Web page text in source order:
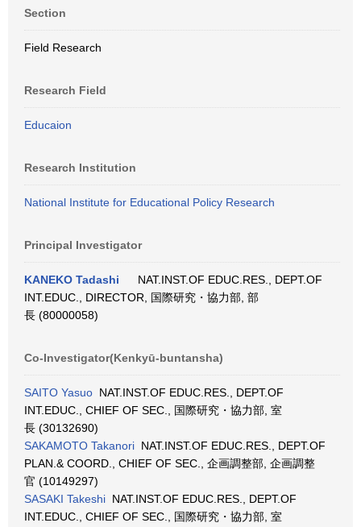
Section
Field Research
Research Field
Educaion
Research Institution
National Institute for Educational Policy Research
Principal Investigator
KANEKO Tadashi
NAT.INST.OF EDUC.RES., DEPT.OF
INT.EDUC., DIRECTOR, 国際研究・協力部, 部
長 (80000058)
Co-Investigator(Kenkyū-buntansha)
SAITO Yasuo NAT.INST.OF EDUC.RES., DEPT.OF
INT.EDUC., CHIEF OF SEC., 国際研究・協力部, 室
長 (30132690)
SAKAMOTO Takanori NAT.INST.OF EDUC.RES., DEPT.OF
PLAN.& COORD., CHIEF OF SEC., 企画調整部, 企画調整
官 (10149297)
SASAKI Takeshi NAT.INST.OF EDUC.RES., DEPT.OF
INT.EDUC., CHIEF OF SEC., 国際研究・協力部, 室